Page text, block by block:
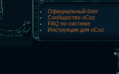
Официальный блог
Сообщество uCoz
FAQ по системе
Инструкции для uCoz